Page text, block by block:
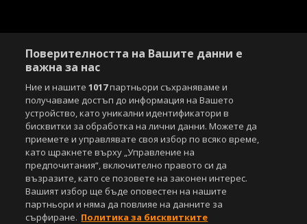
Поверителността на Вашите данни е
важна за нас
Ние и нашите1017партньори съхраняваме и
получаваме достъп до информация на Вашето
устройство, като уникални идентификатори в
бисквитки за обработка на лични данни. Можете да
приемете и управлявате своя избор по всяко време,
като щракнете върху „Управление на
предпочитания“, включително правото си да
възразите, като се позовете на законен интерес.
Вашият избор ще бъде оповестен на нашите
партньори и няма да повлияе на данните за
сърфиране. Политика за бисквитките